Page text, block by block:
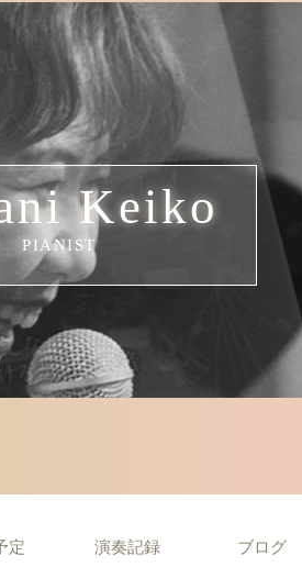
Keiko
PIANIST
定 演奏記録 ブログ